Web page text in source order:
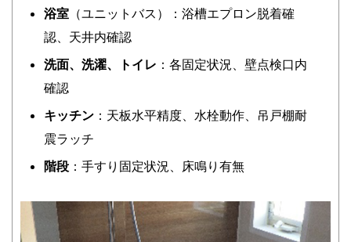
浴室 （ユニットバス）：浴槽エプロン脱着確
認、天井内確認
洗面、洗濯、トイレ ：各固定状況、壁点検口内
確認
キッチン ：天板水平精度、水栓動作、吊戸棚耐
震ラッチ
階段 ：手すり固定状況、床鳴り有無